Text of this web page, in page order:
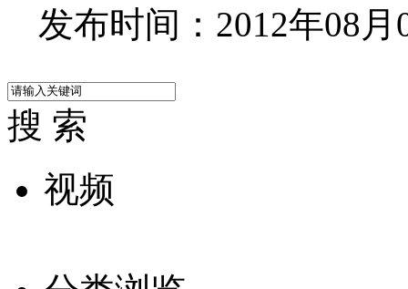
发布时间：2012年08月
搜 索
视频